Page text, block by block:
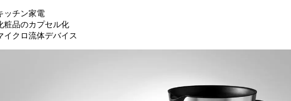
ッチン家電
粧品のカプセル化
イクロ流体デバイス